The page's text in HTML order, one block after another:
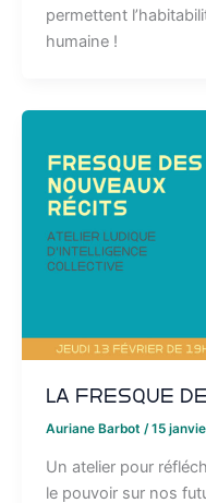
permettent
humaine !
La Fresque
Auriane Barbot /15
Un atelier pour
le pouvoir sur nos